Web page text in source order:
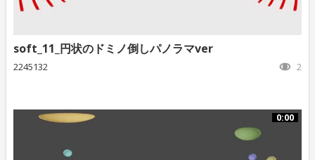
soft_11_円状のドミノ倒しパノラマver
2245132 2
0:00